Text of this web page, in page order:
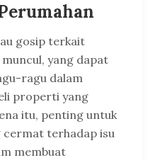
gosip terkait
yang dapat
ragu dalam
properti yang
itu, penting untuk
cermat terhadap isu
membuat